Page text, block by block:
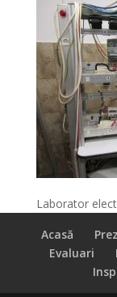
Laborator
Acasă
Evaluari